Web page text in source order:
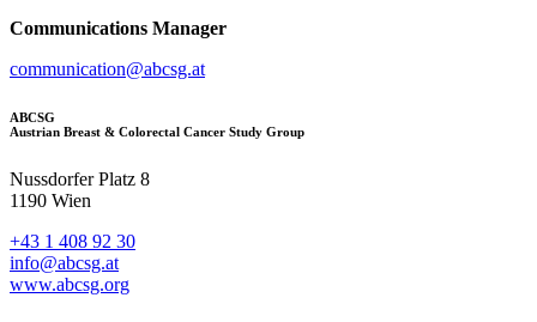
Communications Manager
communication@abcsg.at
ABCSG
Austrian Breast & Colorectal Cancer Study Group
Nussdorfer Platz 8
1190 Wien
+43 1 408 92 30
info@abcsg.at
www.abcsg.org